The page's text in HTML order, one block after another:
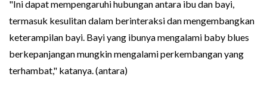
"Ini dapat mempengaruhi hubungan antara ibu dan bayi,
termasuk kesulitan dalam berinteraksi dan mengembangkan
keterampilan bayi. Bayi yang ibunya mengalami baby blues
berkepanjangan mungkin mengalami perkembangan yang
terhambat," katanya. (antara)